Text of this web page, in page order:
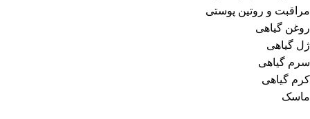
مراقبت و روتین پوستی
روغن گیاهی
ژل گیاهی
سرم گیاهی
کرم گیاهی
ماسک